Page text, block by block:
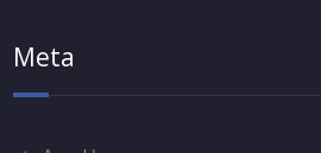
Meta